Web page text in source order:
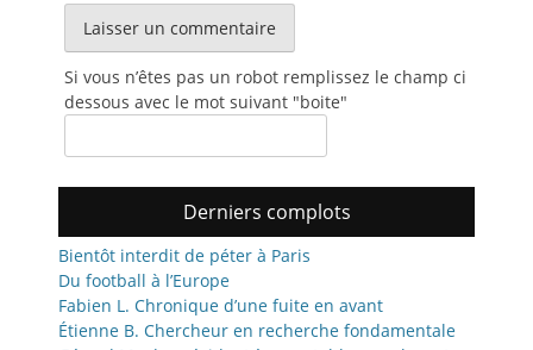
Si vous n’êtes pas un robot remplissez le champ ci
dessous avec le mot suivant "boite"
Derniers complots
Bientôt interdit de péter à Paris
Du football à l’Europe
Fabien L. Chronique d’une fuite en avant
Étienne B. Chercheur en recherche fondamentale